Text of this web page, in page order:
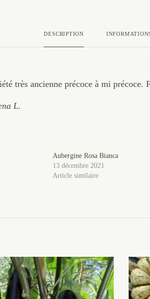
DESCRIPTION
très ancienne précoce à mi
L.
Aubergine Rosa Bianca
13 décembre 2021
Article similaire